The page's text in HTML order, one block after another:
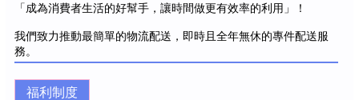
「成為消費者生活的好幫手，讓時間做更有效率的利用」！
我們致力推動最簡單的物流配送，即時且全年無休的專件配送服
務。
福利制度